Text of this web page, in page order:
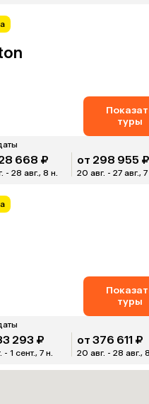
туры
668 ₽
- 28 авг., 8 н.
от 298 955 ₽
20 авг. - 27 авг., 7
туры
293 ₽
- 1 сент., 7 н.
от 376 611 ₽
20 авг. - 28 авг.,